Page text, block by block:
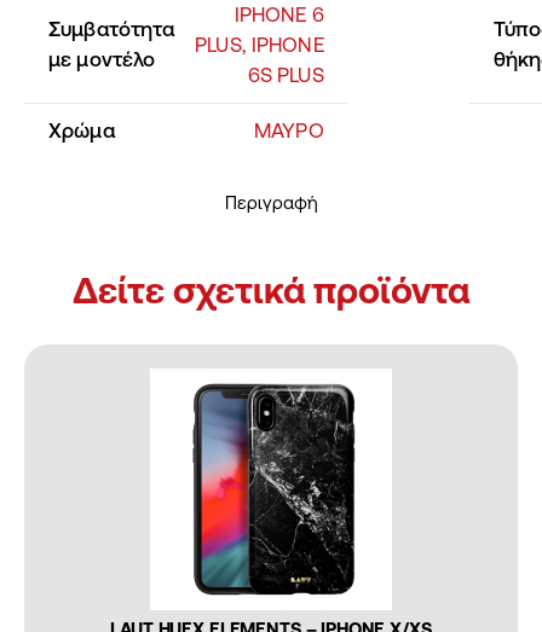
Περιγραφή
Συμβατότητα
με μοντέλο
IPHONE 6
PLUS, IPHONE
6S PLUS
Χρώμα ΜΑΥΡΟ
Δείτε σχετικά προϊόντα